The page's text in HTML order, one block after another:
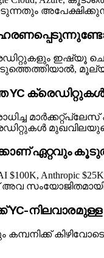
ഇഷ്യൂ
YC
മാർക്കറ്റ്പ്ലേസ്
മുഖവിലയുടെ
ഏറ്റവും
$100K,
അവ
YC-
കമ്പനിക്ക്